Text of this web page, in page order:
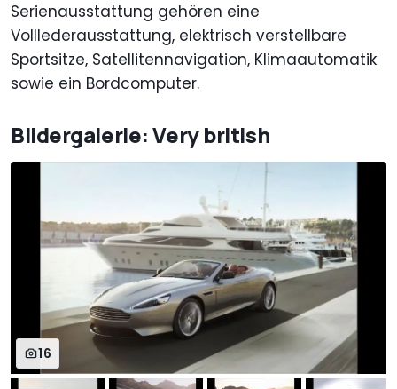
Serienausstattung gehören eine
Volllederausstattung, elektrisch verstellbare
Sportsitze, Satellitennavigation, Klimaautomatik
sowie ein Bordcomputer.
Bildergalerie: Very british
16